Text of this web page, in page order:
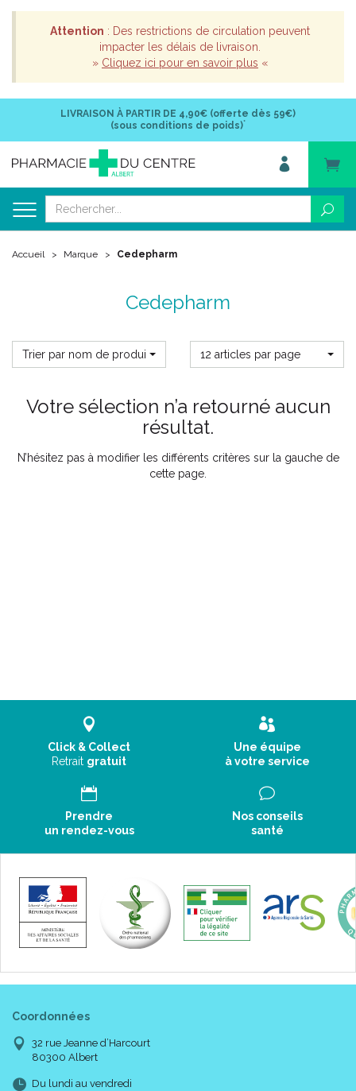
Attention : Des restrictions de circulation peuvent
impacter les délais de livraison.
» Cliquez ici pour en savoir plus «
LIVRAISON À PARTIR DE 4,90€ (offerte dès 59€)
(sous conditions de poids)*
Accueil Marque Cedepharm
Cedepharm
Trier par nom de produit 12 articles par page
Votre sélection n’a retourné aucun
résultat.
N’hésitez pas à modifier les différents critères sur la gauche de
cette page.
Click & Collect
Retrait gratuit
Une équipe
à votre service
Prendre
un rendez-vous
Nos conseils
santé
Coordonnées
32 rue Jeanne d’Harcourt
80300 Albert
Du lundi au vendredi